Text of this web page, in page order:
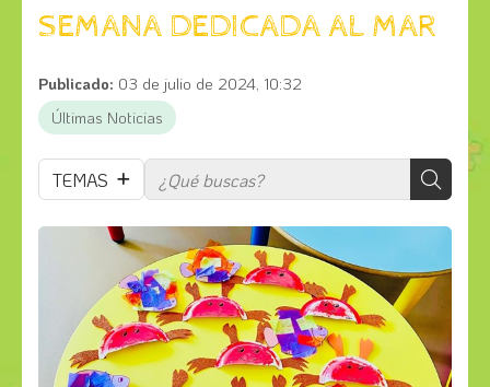
SEMANA DEDICADA AL MAR
Publicado: 03 de julio de 2024, 10:32
Últimas Noticias
TEMAS